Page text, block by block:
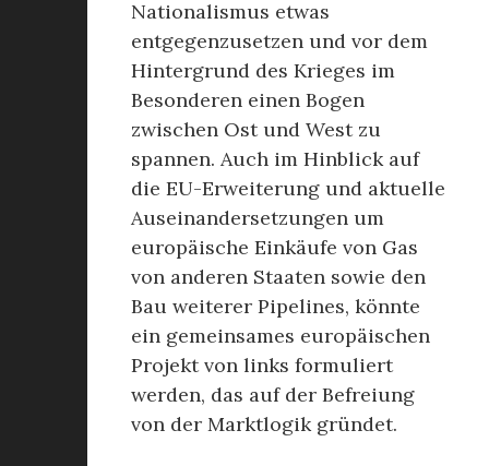
Nationalismus etwas
entgegenzusetzen und vor dem
Hintergrund des Krieges im
Besonderen einen Bogen
zwischen Ost und West zu
spannen. Auch im Hinblick auf
die EU-Erweiterung und aktuelle
Auseinandersetzungen um
europäische Einkäufe von Gas
von anderen Staaten sowie den
Bau weiterer Pipelines, könnte
ein gemeinsames europäischen
Projekt von links formuliert
werden, das auf der Befreiung
von der Marktlogik gründet.